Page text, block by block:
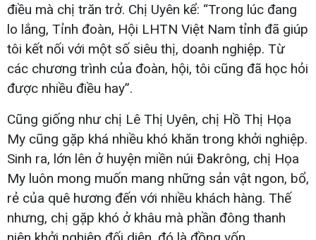
điều mà chị trăn trở. Chị Uyên kể: “Trong lúc đang
lo lắng, Tỉnh đoàn, Hội LHTN Việt Nam tỉnh đã giúp
tôi kết nối với một số siêu thị, doanh nghiệp. Từ
các chương trình của đoàn, hội, tôi cũng đã học hỏi
được nhiều điều hay”.
Cũng giống như chị Lê Thị Uyên, chị Hồ Thị Họa
My cũng gặp khá nhiều khó khăn trong khởi nghiệp.
Sinh ra, lớn lên ở huyện miền núi Đakrông, chị Họa
My luôn mong muốn mang những sản vật ngon, bổ,
rẻ của quê hương đến với nhiều khách hàng. Thế
nhưng, chị gặp khó ở khâu mà phần đông thanh